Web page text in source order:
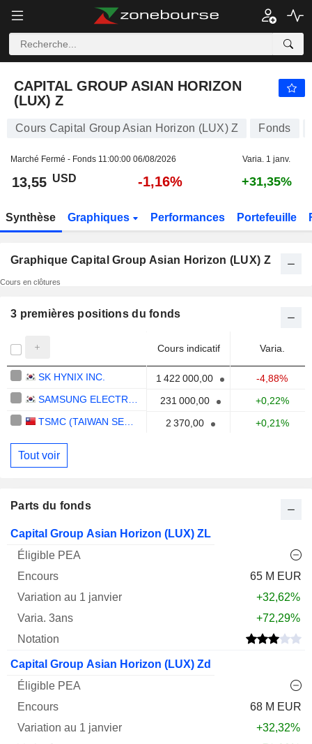
CAPITAL GROUP ASIAN HORIZON
(LUX) Z
Cours Capital Group Asian Horizon (LUX) Z Fonds
Marché Fermé - Fonds 11:00:00 06/08/2026 Varia. 1 janv.
13,55 USD -1,16% +31,35%
Synthèse Graphiques Performances Portefeuille
Graphique Capital Group Asian Horizon (LUX) Z
Cours en clôtures
3 premières positions du fonds
Cours indicatif Varia.
SK HYNIX INC. 1 422 000,00
-4,88%
231 000,00
+0,22%
2 370,00 +0,21%
Tout voir
Parts du fonds
Nom PEA Encours
Varia.
Capital Group Asian Horizon (LUX) ZL
65 M EUR
+32,62%
+72,29%
Capital Group Asian Horizon (LUX) Zd
68 M EUR
+32,32%